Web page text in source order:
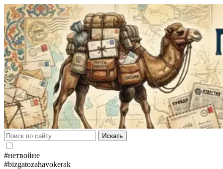
Искать
#нетвойне
#bizgatozahavokerak